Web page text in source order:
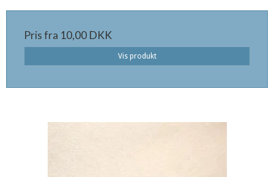
Pris fra 10,00 DKK
Vis produkt